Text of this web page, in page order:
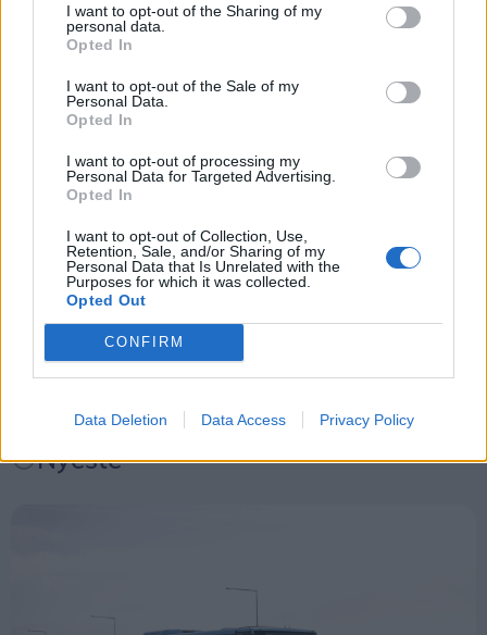
I want to opt-out of the Sharing of my
personal data.
Opted In
I want to opt-out of the Sale of my
Personal Data.
Opted In
I want to opt-out of processing my
Personal Data for Targeted Advertising.
Opted In
I want to opt-out of Collection, Use,
Retention, Sale, and/or Sharing of my
Personal Data that Is Unrelated with the
Purposes for which it was collected.
Opted Out
CONFIRM
Data Deletion Data Access Privacy Policy
- Jeg frygter især, at vi må reducere eller lukke
afgange i landdistrikterne, hvor folk er afhængige
af busserne for at komme på arbejde.
Helt konkret kan de manglende millioner medføre,
at nogle ruter må sløjfes helt - mens andre ruter
måske får færre afgange, skriver mediet.
Kategorier
Events
Aktuelt
Shopping
Mad & drikke
Nyeste